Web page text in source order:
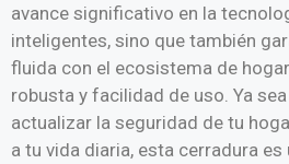
avance significativo en la
inteligentes, sino que también
fluida con el ecosistema de
robusta y facilidad de uso. Ya
actualizar la seguridad de tu
a tu vida diaria, esta cerradura es